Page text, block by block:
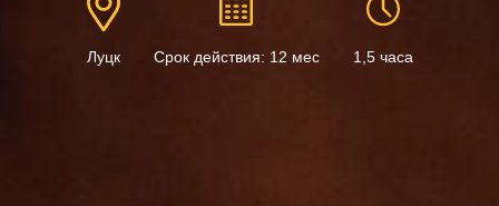
Луцк Срок действия: 12 мес 1,5 часа